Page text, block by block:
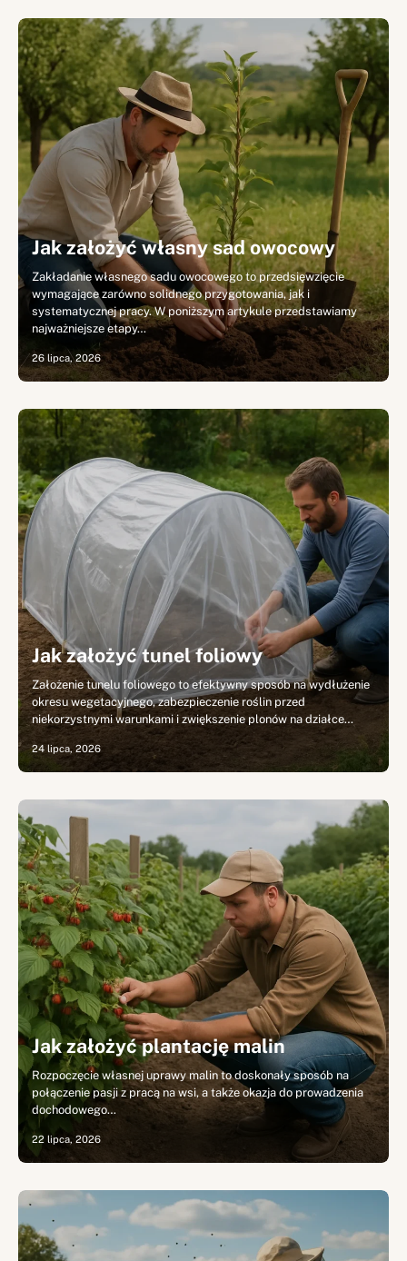
Jak założyć własny sad owocowy
Zakładanie własnego sadu owocowego to przedsięwzięcie
wymagające zarówno solidnego przygotowania, jak i
systematycznej pracy. W poniższym artykule przedstawiamy
najważniejsze etapy…
26 lipca, 2026
Jak założyć tunel foliowy
Założenie tunelu foliowego to efektywny sposób na wydłużenie
okresu wegetacyjnego, zabezpieczenie roślin przed
niekorzystnymi warunkami i zwiększenie plonów na działce…
24 lipca, 2026
Jak założyć plantację malin
Rozpoczęcie własnej uprawy malin to doskonały sposób na
połączenie pasji z pracą na wsi, a także okazja do prowadzenia
dochodowego…
22 lipca, 2026